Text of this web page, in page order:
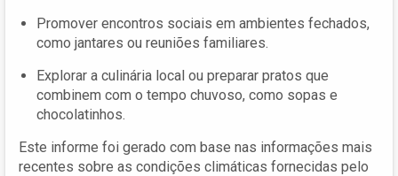
Promover encontros sociais em ambientes fechados,
como jantares ou reuniões familiares.
Explorar a culinária local ou preparar pratos que
combinem com o tempo chuvoso, como sopas e
chocolatinhos.
Este informe foi gerado com base nas informações mais
recentes sobre as condições climáticas fornecidas pelo